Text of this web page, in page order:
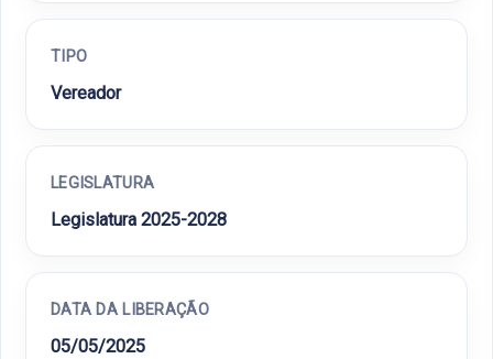
TIPO
Vereador
LEGISLATURA
Legislatura 2025-2028
DATA DA LIBERAÇÃO
05/05/2025